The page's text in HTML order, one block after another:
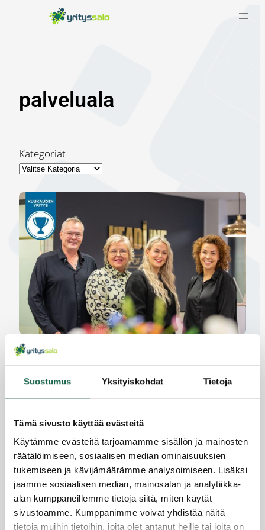
Suostumus Yksityiskohdat Tietoja
Tämä sivusto käyttää evästeitä
Käytämme evästeitä tarjoamamme sisällön ja mainosten
räätälöimiseen, sosiaalisen median ominaisuuksien
tukemiseen ja kävijämäärämme analysoimiseen. Lisäksi
jaamme sosiaalisen median, mainosalan ja analytiikka-
alan kumppaneillemme tietoja siitä, miten käytät
sivustoamme. Kumppanimme voivat yhdistää näitä
tietoja muihin tietoihin, joita olet antanut heille tai joita on
palveluala
Kategoriat
Perheyritys Headline vastaa kauneudenhoitoalan
vaatimuksiin
2.10.2024